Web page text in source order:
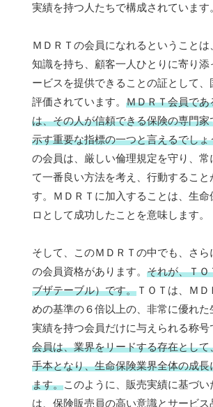
実績を持つ人たちで構成されています
ＭＤＲＴの会員になれるということは
知識を持ち、顧客一人ひとりに寄り添
ービスを提供できることの証として、
評価されています。 ＭＤＲＴ会員であ
は、その人が信頼できる保険の専門家
示す重要な指標の一つと言えるでしょ
の会員は、厳しい倫理規定を守り、常
て一番良い方法を考え、行動すること
す。ＭＤＲＴに加入することは、生命
ロとして成功したことを意味します。
そして、このＭＤＲＴの中でも、さら
の会員資格があります。 それが、ＴＯ
ブザテーブル）です。 ＴＯＴは、Ｍ
めの基準の６倍以上の、非常に優れた
実績を持つ会員だけに与えられる称号
会員は、業界をリードする存在として
手本となり、生命保険業界全体の成長
ます。このように、販売実績に基づい
は、保険販売員の高い意識とサービス